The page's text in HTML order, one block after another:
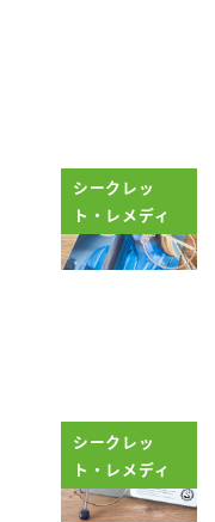
シークレッ
ト・レメディ
シークレッ
ト・レメディ